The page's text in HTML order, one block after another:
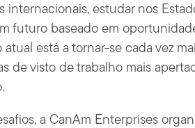
internacionais, estudar nos
futuro baseado em
está a tornar-se cada vez
de visto de trabalho mais
a CanAm Enterprises